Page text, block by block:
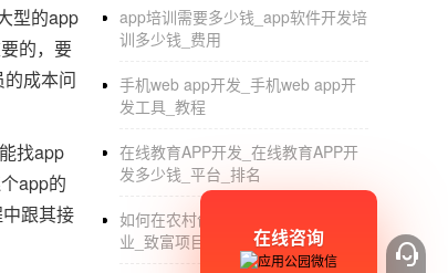
型的app
的，要
成本问
找app
app的
跟其接
app培训需要多少钱_app软件开发培
训多少钱_费用
手机web app开发_手机web app开
发工具_教程
在线教育APP开发_在线教育APP开
发多少钱_平台_排名
如何在农村创业_个人如何在农村创
业_致富项目
在线咨询